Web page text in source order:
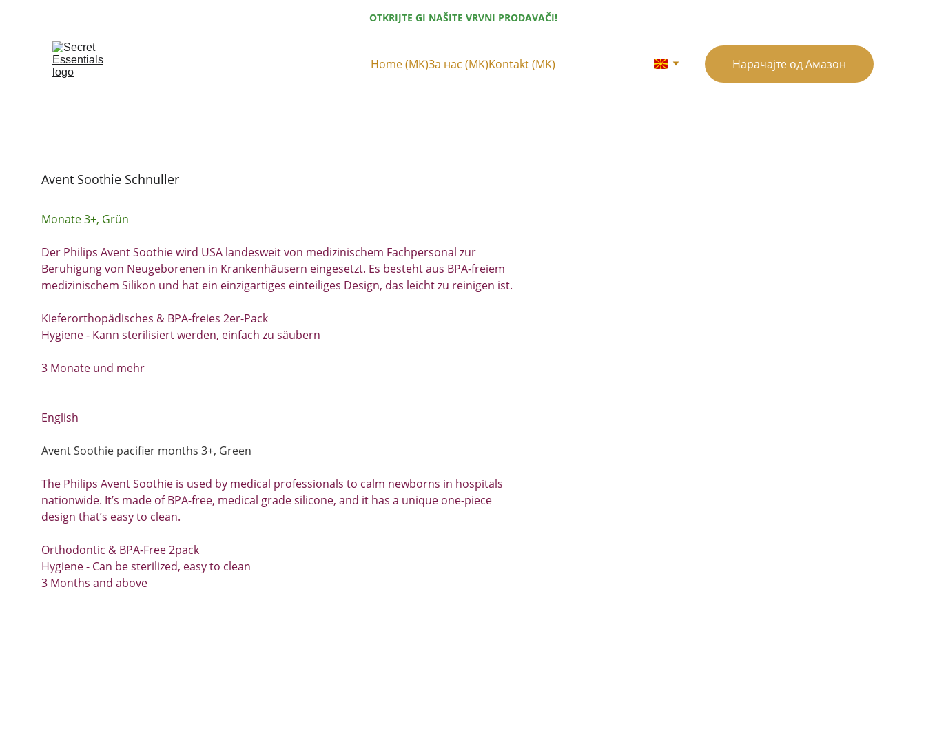
OTKRIJTE GI NAŠITE VRVNI PRODAVAČI!
Home (MK)За нас (MK)Kontakt (MK) Нарачајте од Амазон
Avent Soothie Schnuller
Monate 3+, Grün
Der Philips Avent Soothie wird USA landesweit von medizinischem Fachpersonal zur
Beruhigung von Neugeborenen in Krankenhäusern eingesetzt. Es besteht aus BPA-freiem
medizinischem Silikon und hat ein einzigartiges einteiliges Design, das leicht zu reinigen ist.
Kieferorthopädisches & BPA-freies 2er-Pack
Hygiene - Kann sterilisiert werden, einfach zu säubern
3 Monate und mehr
English
Avent Soothie pacifier months 3+, Green
The Philips Avent Soothie is used by medical professionals to calm newborns in hospitals
nationwide. It’s made of BPA-free, medical grade silicone, and it has a unique one-piece
design that’s easy to clean.
Orthodontic & BPA-Free 2pack
Hygiene - Can be sterilized, easy to clean
3 Months and above